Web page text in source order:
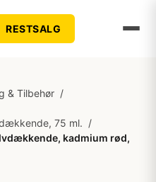
RESTSALG
& Tilbehør /
75 ml. /
kadmium rød,